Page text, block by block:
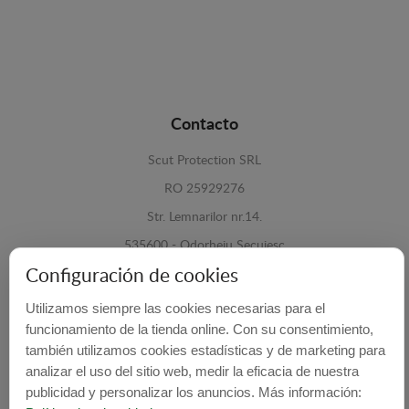
Contacto
Scut Protection SRL
RO 25929276
Str. Lemnarilor nr.14.
535600 - Odorheiu Secuiesc
Harghita, Romania
E-mail: info@cubrecarter.com
Site: www.cubrecarter.com
Configuración de cookies
Utilizamos siempre las cookies necesarias para el
funcionamiento de la tienda online. Con su consentimiento,
también utilizamos cookies estadísticas y de marketing para
analizar el uso del sitio web, medir la eficacia de nuestra
publicidad y personalizar los anuncios. Más información: